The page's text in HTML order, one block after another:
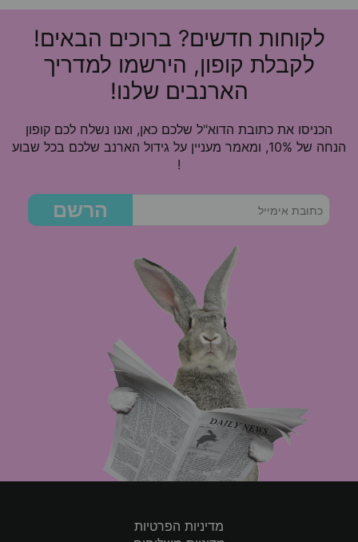
לקוחות חדשים? ברוכים הבאים!
לקבלת קופון, הירשמו למדריך
הארנבים שלנו!
הכניסו את כתובת הדוא"ל שלכם כאן, ואנו נשלח לכם קופון
הנחה של 10%, ומאמר מעניין על גידול הארנב שלכם בכל שבוע
!
הרשם
מדיניות הפרטיות